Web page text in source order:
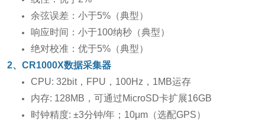
余弦误差：小于5%（典型）
响应时间：小于100纳秒（典型）
绝对校准：优于5%（典型）
2、CR1000X数据采集器
CPU: 32bit，FPU，100Hz，1MB运存
内存: 128MB，可通过MicroSD卡扩展16GB
时钟精度: ±3分钟/年；10μm（选配GPS）